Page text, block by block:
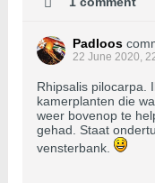
Padloos
22 June 2020,
Rhipsalis pilocarpa.
kamerplanten die
weer bovenop te
gehad. Staat
vensterbank.